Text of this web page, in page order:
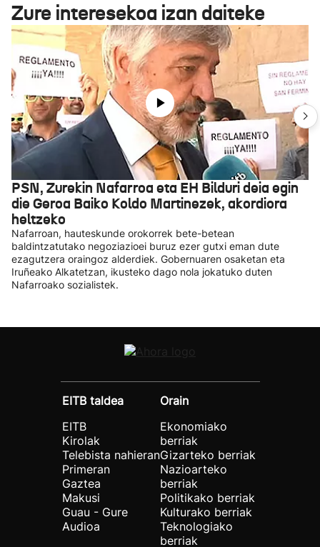
Zure interesekoa izan daiteke
PSN, Zurekin Nafarroa eta EH Bilduri deia egin
die Geroa Baiko Koldo Martinezek, akordiora
heltzeko
Nafarroan, hauteskunde orokorrek bete-betean
baldintzatutako negoziazioei buruz ezer gutxi eman dute
ezagutzera oraingoz alderdiek. Gobernuaren osaketan eta
Iruñeako Alkatetzan, ikusteko dago nola jokatuko duten
Nafarroako sozialistek.
EITB taldea
EITB
Kirolak
Telebista nahieran
Primeran
Gaztea
Makusi
Guau - Gure
Audioa
Orain
Ekonomiako
berriak
Gizarteko berriak
Nazioarteko
berriak
Politikako berriak
Kulturako berriak
Teknologiako
berriak